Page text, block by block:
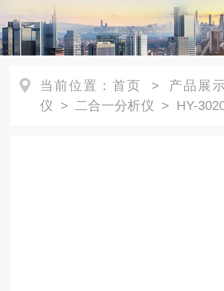
当前位置： 首页 > 产品展
仪 > 二合一分析仪 > HY-